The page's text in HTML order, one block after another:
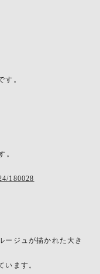
す。
。
180028
ージュが描かれた大き
います。